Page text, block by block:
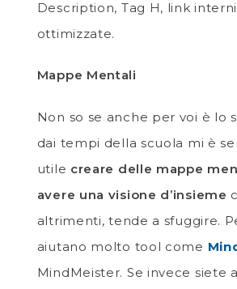
Description, Tag H, link
ottimizzate.
Mappe Mentali
Non so se anche per voi è lo
dai tempi della scuola mi è
utile creare delle mappe
avere una visione d’insieme
altrimenti, tende a sfuggire.
aiutano molto tool come
MindMeister. Se invece siete